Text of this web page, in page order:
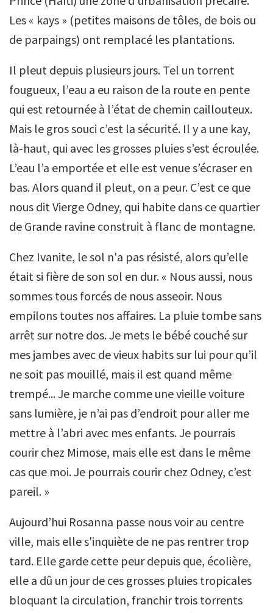
Les « kays » (petites maisons de tôles, de bois ou
de parpaings) ont remplacé les plantations.
Il pleut depuis plusieurs jours. Tel un torrent
fougueux, l’eau a eu raison de la route en pente
qui est retournée à l’état de chemin caillouteux.
Mais le gros souci c’est la sécurité. Il y a une kay,
là-haut, qui avec les grosses pluies s’est écroulée.
L’eau l’a emportée et elle est venue s’écraser en
bas. Alors quand il pleut, on a peur. C’est ce que
nous dit Vierge Odney, qui habite dans ce quartier
de Grande ravine construit à flanc de montagne.
Chez Ivanite, le sol n'a pas résisté, alors qu’elle
était si fière de son sol en dur. « Nous aussi, nous
sommes tous forcés de nous asseoir. Nous
empilons toutes nos affaires. La pluie tombe sans
arrêt sur notre dos. Je mets le bébé couché sur
mes jambes avec de vieux habits sur lui pour qu’il
ne soit pas mouillé, mais il est quand même
trempé... Je marche comme une vieille voiture
sans lumière, je n’ai pas d’endroit pour aller me
mettre à l’abri avec mes enfants. Je pourrais
courir chez Mimose, mais elle est dans le même
cas que moi. Je pourrais courir chez Odney, c’est
pareil. »
Aujourd’hui Rosanna passe nous voir au centre
ville, mais elle s'inquiète de ne pas rentrer trop
tard. Elle garde cette peur depuis que, écolière,
elle a dû un jour de ces grosses pluies tropicales
bloquant la circulation, franchir trois torrents